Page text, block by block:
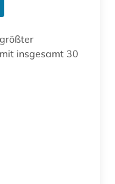
insgesamt 30